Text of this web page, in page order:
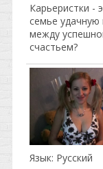
Карьеристки -
семье удачную
между
счастьем?
Язык: Русский